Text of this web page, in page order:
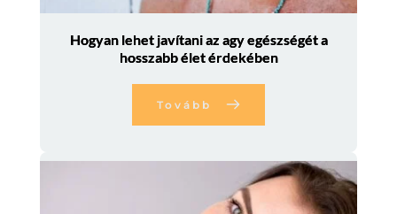
Hogyan lehet javítani az agy egészségét a
hosszabb élet érdekében
Tovább